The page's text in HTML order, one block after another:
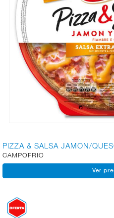
LÁCTEOS
CONGELADOS
AL
PIZZA & SALSA JAMON/
CAMPOFRIO